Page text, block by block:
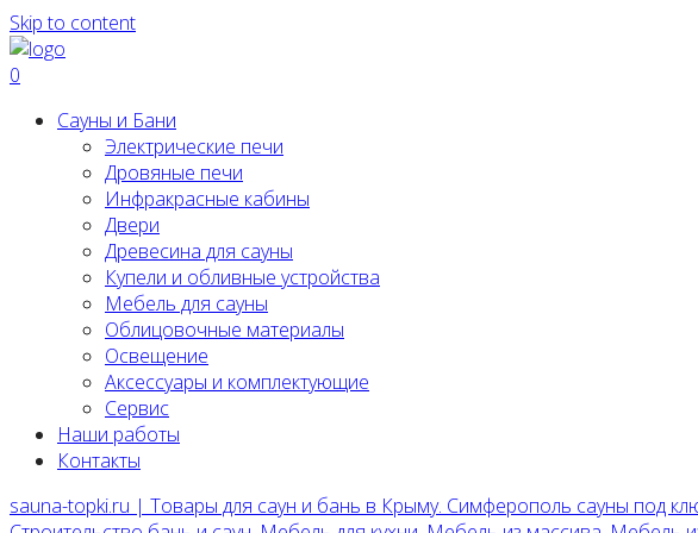
Skip to content
0
Сауны и Бани
Электрические печи
Дровяные печи
Инфракрасные кабины
Двери
Древесина для сауны
Купели и обливные устройства
Мебель для сауны
Облицовочные материалы
Освещение
Аксессуары и комплектующие
Сервис
Наши работы
Контакты
sauna-topki.ru | Товары для саун и бань в Крыму. Симферополь сауны под